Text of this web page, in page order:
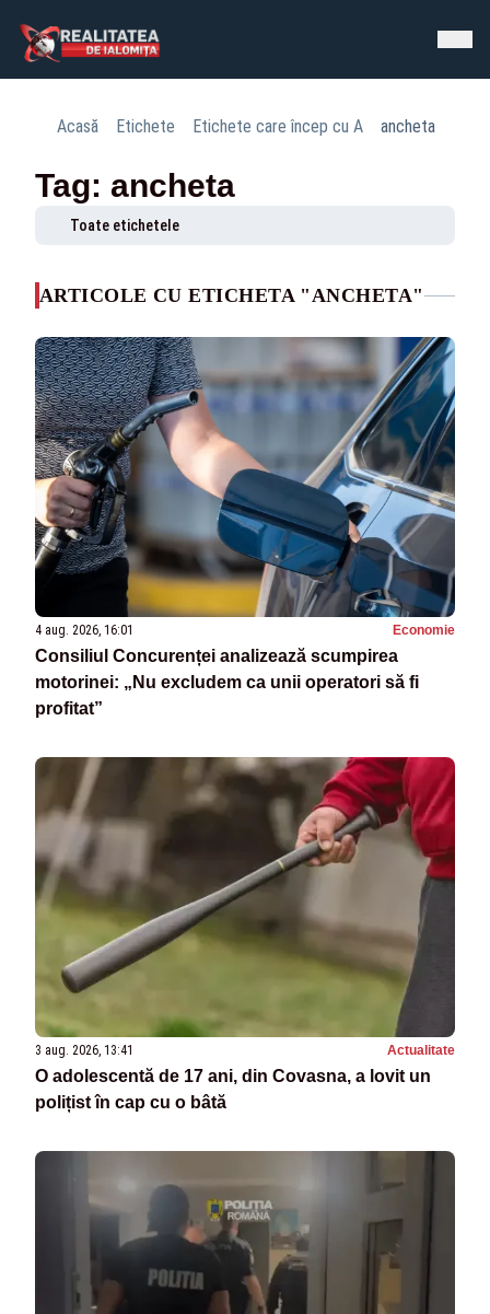
Acasă Etichete Etichete care încep cu A ancheta
Tag: ancheta
Toate etichetele
ARTICOLE CU ETICHETA "ANCHETA"
4 aug. 2026, 16:01 Economie
Consiliul Concurenței analizează scumpirea
motorinei: „Nu excludem ca unii operatori să fi
profitat”
3 aug. 2026, 13:41 Actualitate
O adolescentă de 17 ani, din Covasna, a lovit un
polițist în cap cu o bâtă